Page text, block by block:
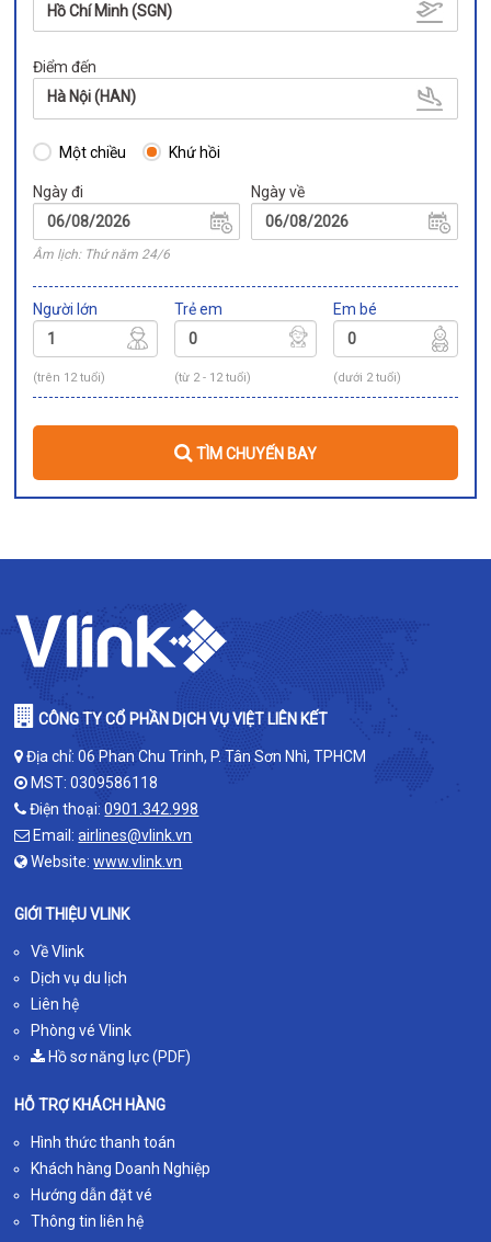
Hồ Chí Minh (SGN)
Điểm đến
Hà Nội (HAN)
Một chiều Khứ hồi
Ngày đi
Âm lịch: Thứ năm 24/6
Ngày về
Người lớn
(trên 12 tuổi)
Trẻ em
(từ 2 - 12 tuổi)
Em bé
(dưới 2 tuổi)
TÌM CHUYẾN BAY
CÔNG TY CỔ PHẦN DỊCH VỤ VIỆT LIÊN KẾT
Địa chỉ: 06 Phan Chu Trinh, P. Tân Sơn Nhì, TPHCM
MST: 0309586118
Điện thoại:0901.342.998
Email:airlines@vlink.vn
Website:www.vlink.vn
GIỚI THIỆU VLINK
Về Vlink
Dịch vụ du lịch
Liên hệ
Phòng vé Vlink
Hồ sơ năng lực (PDF)
HỖ TRỢ KHÁCH HÀNG
Hình thức thanh toán
Khách hàng Doanh Nghiệp
Hướng dẫn đặt vé
Thông tin liên hệ